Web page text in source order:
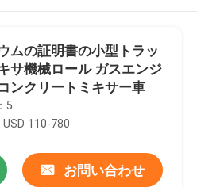
ムの証明書の小型トラッ
サ機械ロール ガスエンジ
ンクリートミキサー車
5
USD 110-780
お問い合わせ